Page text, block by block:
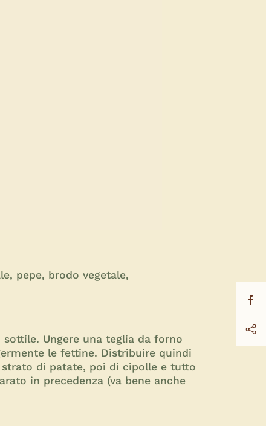
pepe, brodo vegetale,
Ungere una teglia da forno
le fettine. Distribuire quindi
di patate, poi di cipolle e tutto
in precedenza (va bene anche